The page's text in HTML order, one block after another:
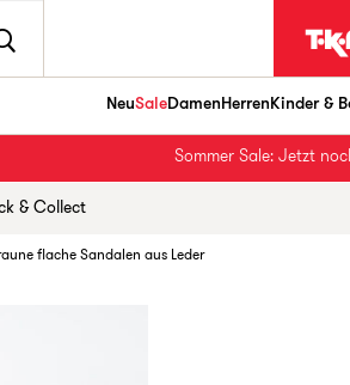
NeuSaleDamenHerrenKinder &
Sommer Sale: Jetzt
& Collect
flache Sandalen aus Leder